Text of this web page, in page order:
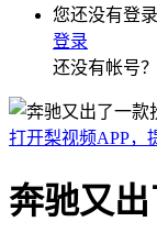
您还没有登录
登录
还没有帐号？
打开梨视频APP，
奔驰又